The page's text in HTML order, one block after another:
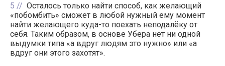
5
Осталось только найти способ, как желающий
«побомбить» сможет в любой нужный ему момент
найти желающего куда-то поехать неподалёку от
себя. Таким образом, в основе Убера нет ни одной
выдумки типа «а вдруг людям это нужно» или «а
вдруг они этого захотят».